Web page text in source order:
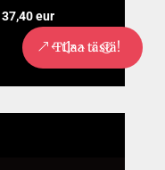
eur
Tilaa tästä!